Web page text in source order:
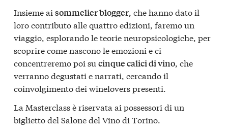
Insieme ai sommelier blogger, che hanno dato il
loro contributo alle quattro edizioni, faremo un
viaggio, esplorando le teorie neuropsicologiche, per
scoprire come nascono le emozioni e ci
concentreremo poi su cinque calici di vino, che
verranno degustati e narrati, cercando il
coinvolgimento dei winelovers presenti.
La Masterclass è riservata ai possessori di un
biglietto del Salone del Vino di Torino.